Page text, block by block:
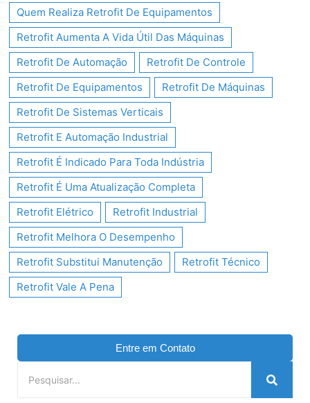
Quem Realiza Retrofit De Equipamentos
Retrofit Aumenta A Vida Útil Das Máquinas
Retrofit De Automação
Retrofit De Controle
Retrofit De Equipamentos
Retrofit De Máquinas
Retrofit De Sistemas Verticais
Retrofit E Automação Industrial
Retrofit É Indicado Para Toda Indústria
Retrofit É Uma Atualização Completa
Retrofit Elétrico
Retrofit Industrial
Retrofit Melhora O Desempenho
Retrofit Substitui Manutenção
Retrofit Técnico
Retrofit Vale A Pena
Entre em Contato